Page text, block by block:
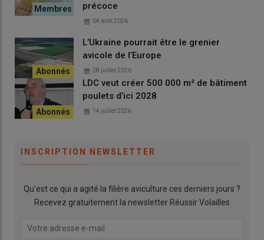
précoce
04 août 2026
L’Ukraine pourrait être le grenier
avicole de l’Europe
28 juillet 2026
LDC veut créer 500 000 m² de bâtiment
poulets d’ici 2028
14 juillet 2026
INSCRIPTION NEWSLETTER
Qu’est ce qui a agité la filière aviculture ces derniers jours ?
Recevez gratuitement la newsletter Réussir Volailles